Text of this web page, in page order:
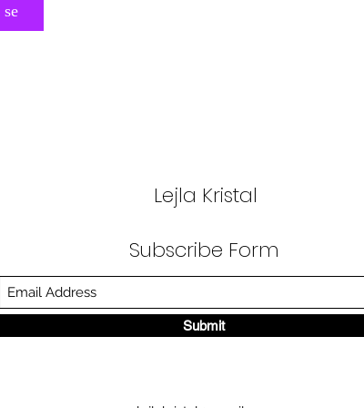
Lejla Kristal
Subscribe Form
Submit